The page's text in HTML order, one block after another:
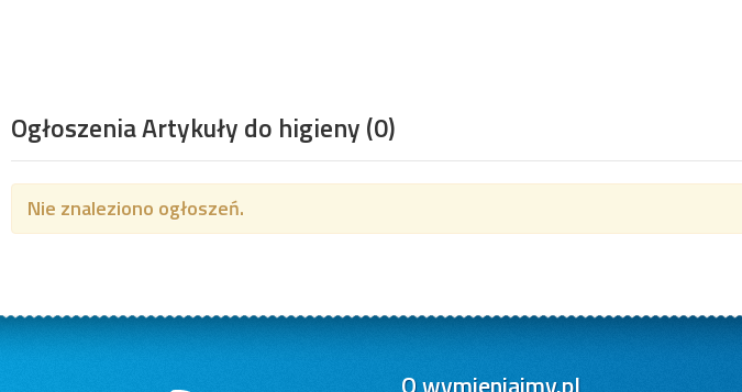
Ogłoszenia Artykuły do higieny(0)
Nie znaleziono ogłoszeń.